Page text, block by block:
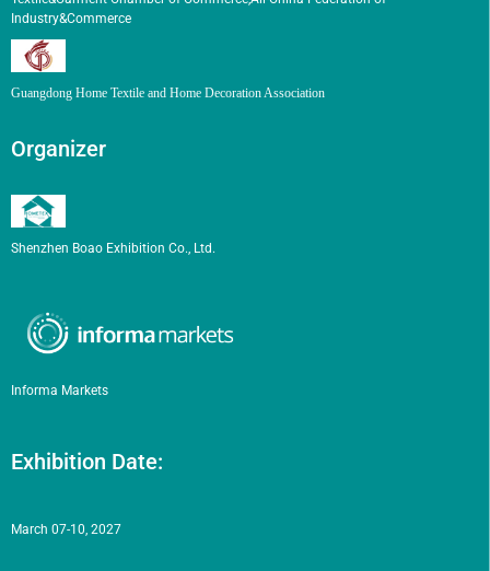
Industry&Commerce
Guangdong Home Textile and Home Decoration Association
Organizer
Shenzhen Boao Exhibition Co., Ltd.
Informa Markets
Exhibition Date:
March 07-10, 2027